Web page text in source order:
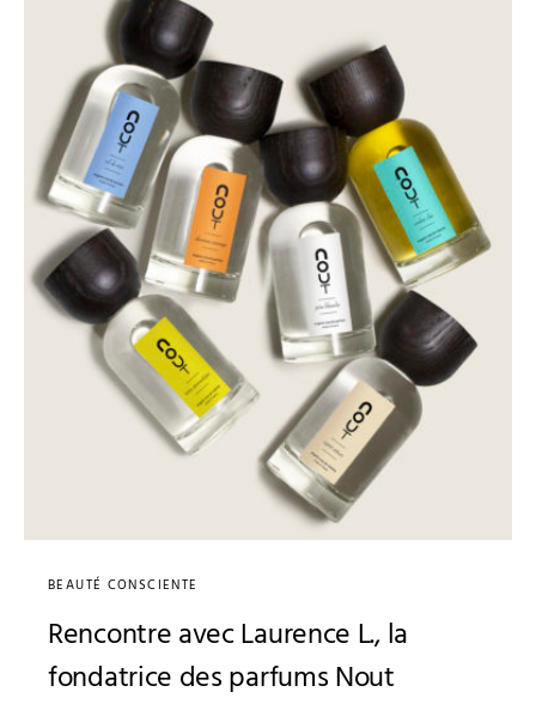
BEAUTÉ CONSCIENTE
Rencontre avec Laurence L., la
fondatrice des parfums Nout